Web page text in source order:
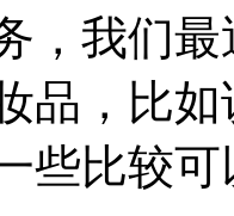
，我们
品，比
些比较